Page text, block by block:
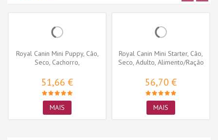
Royal Canin Mini Puppy, Cão,
Seco, Cachorro,
51,66 €
MAIS
Royal Canin Mini Starter, Cão,
Seco, Adulto, Alimento/Ração
56,70 €
MAIS